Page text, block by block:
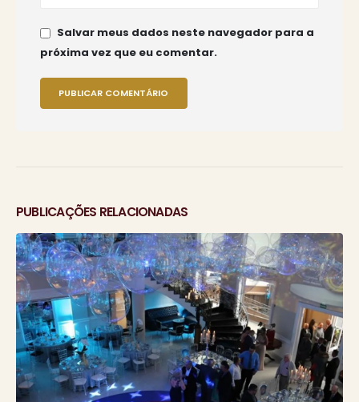
Salvar meus dados neste navegador para a
próxima vez que eu comentar.
PUBLICAÇÕES RELACIONADAS